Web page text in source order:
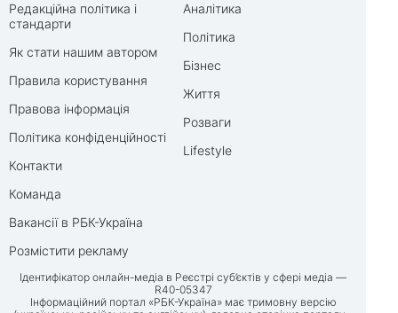
Редакційна політика і
стандарти
Як стати нашим автором
Правила користування
Правова інформація
Політика конфіденційності
Контакти
Команда
Вакансії в РБК-Україна
Розмістити рекламу
Аналітика
Політика
Бізнес
Життя
Розваги
Lifestyle
Ідентифікатор онлайн-медіа в Реєстрі суб’єктів у сфері медіа —
R40-05347
Інформаційний портал «РБК-Україна» має тримовну версію